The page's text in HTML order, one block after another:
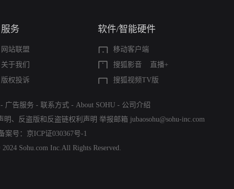
服务
网站联盟
关于我们
版权投诉
软件/智能硬件
移动客户端
搜狐影音
直播+
搜狐视频TV版
- 广告服务 - 联系方式 - About SOHU - 公司介绍
明 、 反盗版和反盗链权利声明 举报邮箱 jubaosohu@sohu-inc.com
案号： 京ICP证030367号-1
Sohu.com Inc.All Rights Reserved.